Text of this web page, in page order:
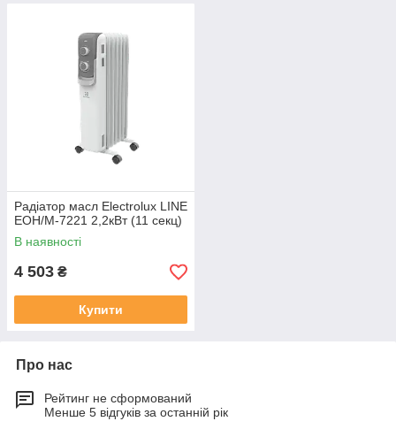
Радіатор масл Electrolux LINE
EOH/M-7221 2,2кВт (11 секц)
В наявності
4 503 ₴
Купити
Про нас
Рейтинг не сформований
Менше 5 відгуків за останній рік